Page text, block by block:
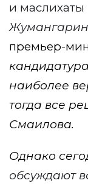
и маслихаты
премьер-
кандидатура
наиболее
тогда все
Смаилова.
Однако
обсуждают